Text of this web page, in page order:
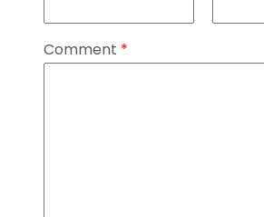
Comment *